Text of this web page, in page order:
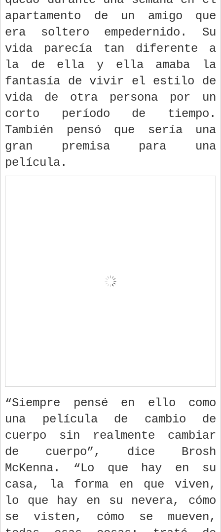
apartamento de un amigo que
era soltero empedernido. Su
vida parecía tan diferente a
la de ella y ella amaba la
fantasía de vivir el estilo de
vida de otra persona por un
corto período de tiempo.
También pensó que sería una
gran premisa para una
película.
“Siempre pensé en ello como
una película de cambio de
cuerpo sin realmente cambiar
de cuerpo”, dice Brosh
McKenna. “Lo que hay en su
casa, la forma en que viven,
lo que hay en su nevera, cómo
se visten, cómo se mueven,